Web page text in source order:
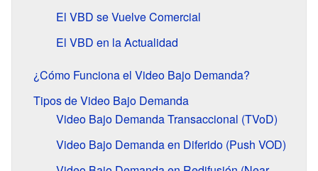
El VBD se Vuelve Comercial
El VBD en la Actualidad
¿Cómo Funciona el Video Bajo Demanda?
Tipos de Video Bajo Demanda
Video Bajo Demanda Transaccional (TVoD)
Video Bajo Demanda en Diferido (Push VOD)